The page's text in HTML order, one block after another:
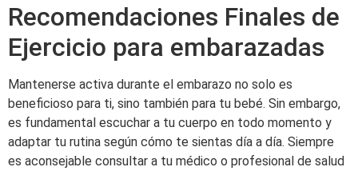
Recomendaciones Finales de
Ejercicio para embarazadas
Mantenerse activa durante el embarazo no solo es
beneficioso para ti, sino también para tu bebé. Sin embargo,
es fundamental escuchar a tu cuerpo en todo momento y
adaptar tu rutina según cómo te sientas día a día. Siempre
es aconsejable consultar a tu médico o profesional de salud